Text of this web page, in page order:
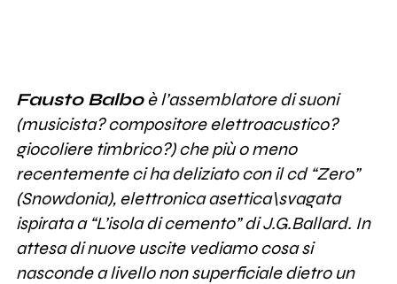
Fausto Balboè l’assemblatore di suoni
(musicista? compositore elettroacustico?
giocoliere timbrico?) che più o meno
recentemente ci ha deliziato con il cd “Zero”
(Snowdonia), elettronica asettica\svagata
ispirata a “L’isola di cemento” di J.G.Ballard. In
attesa di nuove uscite vediamo cosa si
nasconde a livello non superficiale dietro un